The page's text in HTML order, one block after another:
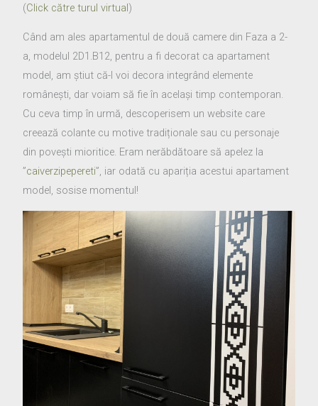
(Click către turul virtual)
Când am ales apartamentul de două camere din Faza a 2-
a, modelul 2D1.B12, pentru a fi decorat ca apartament
model, am știut că-l voi decora integrând elemente
românești, dar voiam să fie în același timp contemporan.
Cu ceva timp în urmă, descoperisem un website care
creează colante cu motive tradiționale sau cu personaje
din povești mioritice. Eram nerăbdătoare să apelez la
”caiverzipepereti”, iar odată cu apariția acestui apartament
model, sosise momentul!